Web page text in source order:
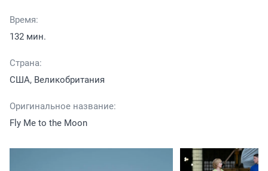
Время:
132 мин.
Страна:
США, Великобритания
Оригинальное название:
Fly Me to the Moon